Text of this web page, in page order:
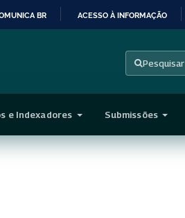
CONTEÚDO
BR ACESSO À INFORMAÇÃO
Pesquisar
e Indexadores Submissões